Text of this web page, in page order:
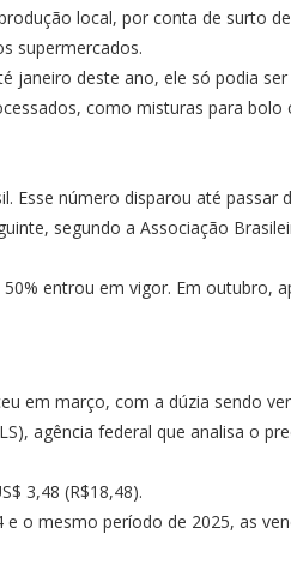
local, por conta de surto
supermercados.
janeiro deste ano, ele só podia
como misturas para bolo
Esse número disparou até passar
segundo a Associação
entrou em vigor. Em outubro,
em março, com a dúzia sendo
agência federal que analisa o
3,48 (R$18,48).
o mesmo período de 2025, as